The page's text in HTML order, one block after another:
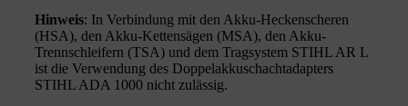
Hinweis: In Verbindung mit den Akku-Heckenscheren
(HSA), den Akku-Kettensägen (MSA), den Akku-
Trennschleifern (TSA) und dem Tragsystem STIHL AR L
ist die Verwendung des Doppelakkuschachtadapters
STIHL ADA 1000 nicht zulässig.